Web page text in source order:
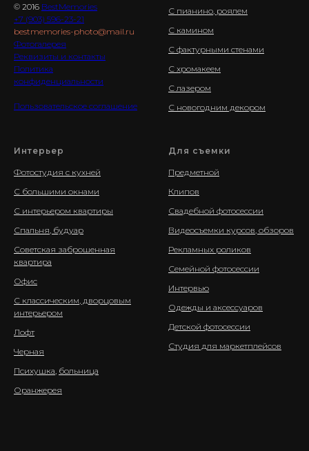
© 2016 BestMemories
+7 (903) 596-23-21
bestmemories-photo@mail.ru
Фотогалерея
Реквизиты и контакты
Политика
конфиденциальности
Пользовательское соглашение
С пианино, роялем
С камином
С фактурными стенами
С хромакеем
С лазером
С новогодним декором
Интерьер
Фотостудия с кухней
С большими окнами
С интерьером квартиры
Спальня, будуар
Советская заброшенная
квартира
Офис
С классическим, дворцовым
интерьером
Лофт
Черная
Психушка больница
Оранжерея
Для съемки
Предметной
Клипов
Свадебной фотосессии
Видеосъемки курсов, обзоров
Рекламных роликов
Семейной фотосессии
Интервью
Одежды и аксессуаров
Детской фотосессии
Студия для маркетплейсов